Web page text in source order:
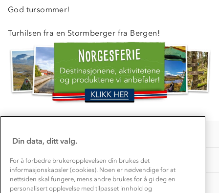
God tursommer!
Turhilsen fra en Stormberger fra Bergen!
Kundeservice
Kontakt oss
Konkurransevinnere
Kundeklubb
Våre butikker
OM OSS
Etisk handel
Dyreetikk
1% til samfunnet
Inkludering
Materialer
TIPS OG RÅD
Dette trenger du til barnehagen
Gravidklær
Hvordan velge riktig turtøy?
Vask og vedlikehold
EL-retur
Store størrelser
Turmat oppskrifter
Beredskap
Norgesferie 🇳🇴
Få turinspirasjon og tips her⛰
Storms turtips🐿️
Leirskole 🥾
Barnehageansatt
Din data, ditt valg.
For å forbedre brukeropplevelsen din brukes det
informasjonskapsler (cookies). Noen er nødvendige for at
nettsiden skal fungere, mens andre brukes for å gi deg en
personalisert opplevelse med tilpasset innhold og